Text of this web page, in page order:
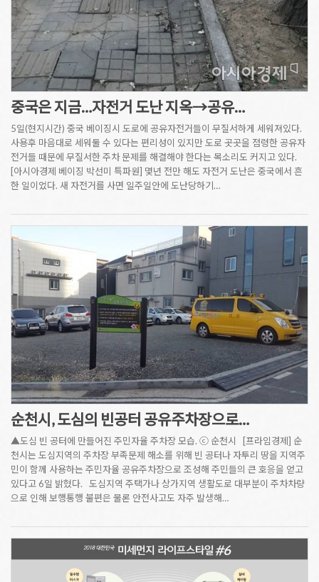
중국은 지금…자전거 도난 지옥→공유…
5일(현지시간) 중국 베이징시 도로에 공유자전거들이 무질서하게 세워져있다.
사용후 마음대로 세워둘 수 있다는 편리성이 있지만 도로 곳곳을 점령한 공유자
전거들 때문에 무질서한 주차 문제를 해결해야 한다는 목소리도 커지고 있다.
[아시아경제 베이징 박선미 특파원] 몇년 전만 해도 자전거 도난은 중국에서 흔
한 일이었다. 새 자전거를 사면 일주일안에 도난당하기…
순천시, 도심의 빈공터 공유주차장으로…
▲도심 빈 공터에 만들어진 주민자율 주차장 모습. ⓒ 순천시 [프라임경제] 순
천시는 도심지역의 주차장 부족문제 해소를 위해 빈 공터나 자투리 땅을 지역주
민이 함께 사용하는 주민자율 공유주차장으로 조성해 주민들의 큰 호응을 얻고
있다고 6일 밝혔다. 도심지역 주택가나 상가지역 생활도로 대부분이 주차차량
으로 인해 보행통행 불편은 물론 안전사고도 자주 발생해…